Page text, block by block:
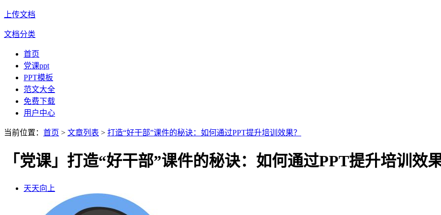
上传文档
文档分类
首页
党课ppt
PPT模板
范文大全
免费下载
用户中心
当前位置： 首页 > 文章列表 > 打造“好干部”课件的秘诀：如何通过PPT提升培训效果？
「党课」打造“好干部”课件的秘诀：如何通过PPT提升培训效
天天向上